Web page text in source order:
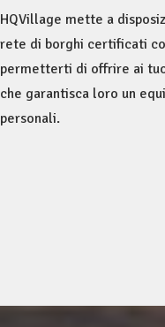
HQVillage mette a
rete di borghi certificati
permetterti di offrire ai
che garantisca loro un
personali.